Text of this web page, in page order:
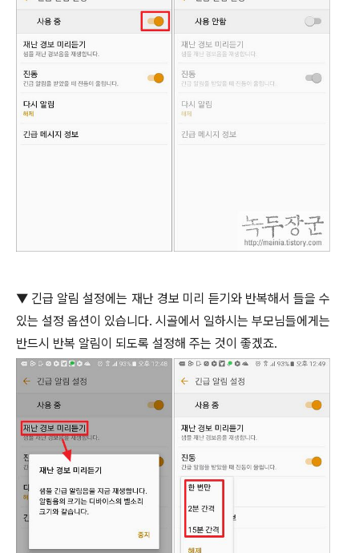
▼ 긴급 알림 설정에는 재난 경보 미리 듣기와 반복해서 들을 수
있는 설정 옵션이 있습니다.시골에서 일하시는 부모님들에게는
반드시 반복 알림이 되도록 설정해 주는 것이 좋겠죠.